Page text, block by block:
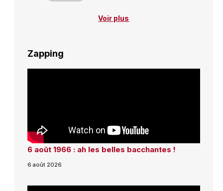
Voir plus
Zapping
6 août 1966 : ah les belles bacchantes !
6 août 2026